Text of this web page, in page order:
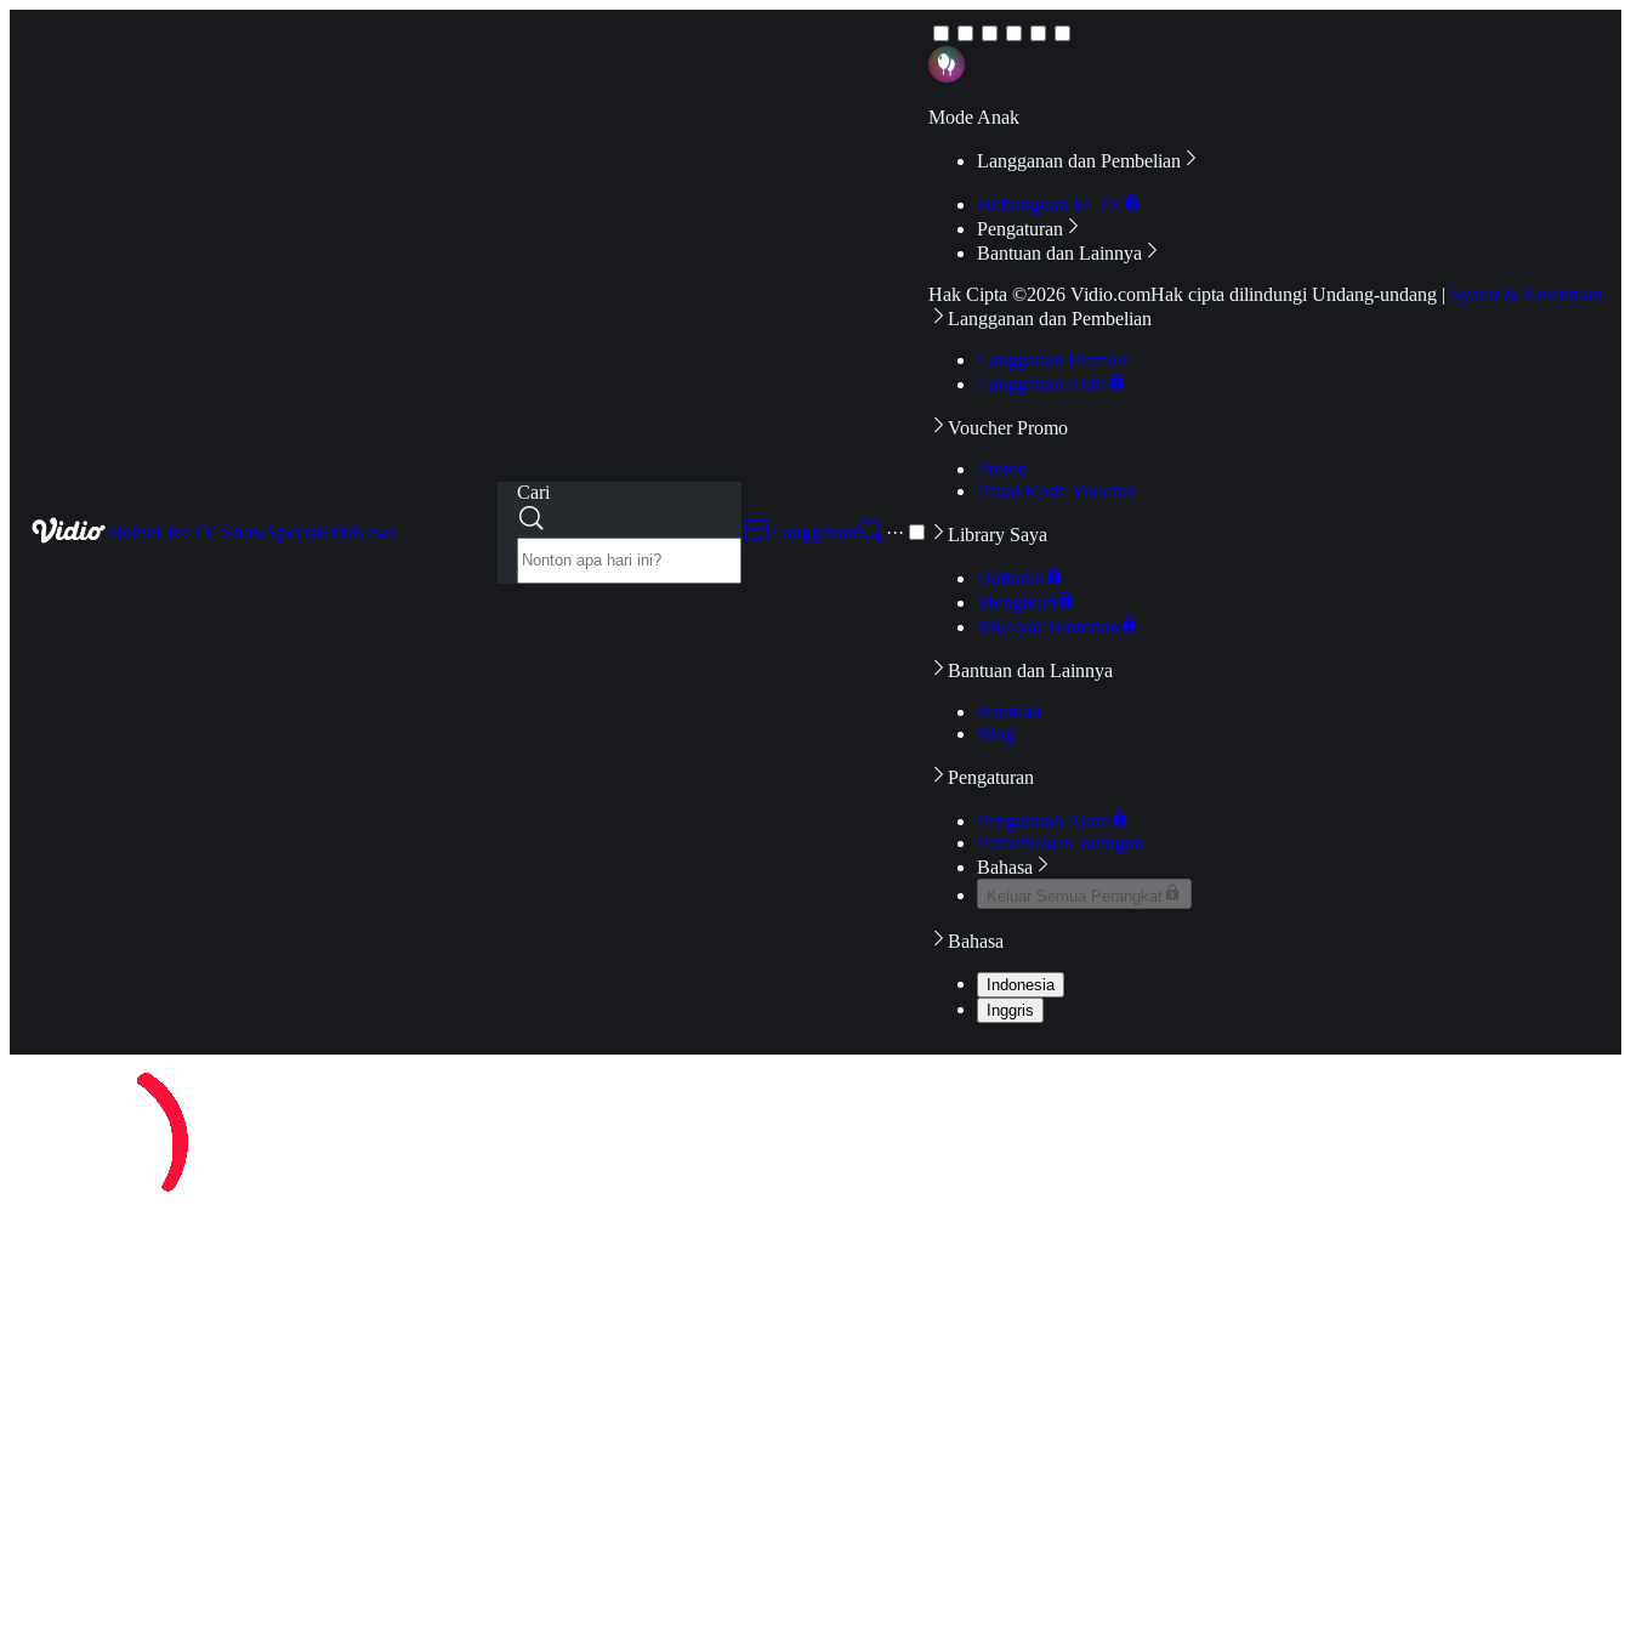
HomeLiveTV ShowSportsKidsNews
Cari
Langganan
···
Mode Anak
Langganan dan Pembelian
Hubungkan ke TV
Pengaturan
Bantuan dan Lainnya
Hak Cipta ©2026 Vidio.comHak cipta dilindungi Undang-undang | Syarat & Ketentuan
Langganan dan Pembelian
Langganan Premier
Langganan Aktif
Voucher Promo
Promo
Pakai Kode Voucher
Library Saya
Daftarku
Mengikuti
Riwayat Tontonan
Bantuan dan Lainnya
Bantuan
Blog
Pengaturan
Pengaturan Akun
Pemeriksaan Jaringan
Bahasa
Keluar Semua Perangkat
Bahasa
Indonesia
Inggris